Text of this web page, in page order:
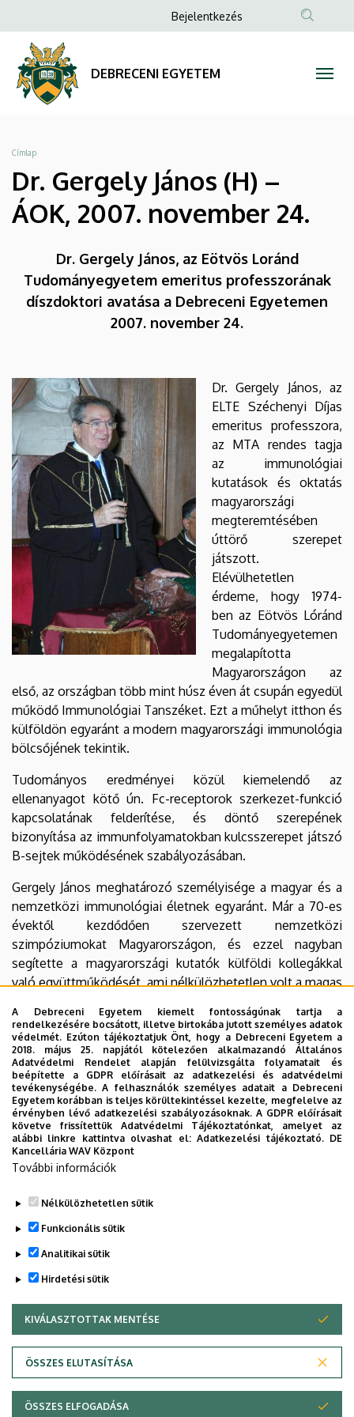
Gergely
János
–
ÁOK,
2007.
24.
EGYETEM
a
tartalomra
Anonim
menüje
Bejelentkezés
DEBRECENI EGYETEM
Morzsa
Címlap
Dr. Gergely János (H) –
ÁOK, 2007. november 24.
Dr. Gergely János, az Eötvös Loránd
Tudományegyetem emeritus professzorának
díszdoktori avatása a Debreceni Egyetemen
2007. november 24.
Dr. Gergely János, az
ELTE Széchenyi Díjas
emeritus professzora,
az MTA rendes tagja
az immunológiai
kutatások és oktatás
magyarországi
megteremtésében
úttörő szerepet
játszott.
Elévülhetetlen
érdeme, hogy 1974-
ben az Eötvös Lóránd
Tudományegyetemen
megalapította
Magyarországon az
első, az országban több mint húsz éven át csupán egyedül
működő Immunológiai Tanszéket. Ezt a műhelyt itthon és
külföldön egyaránt a modern magyarországi immunológia
bölcsőjének tekintik.
Tudományos eredményei közül kiemelendő az
ellenanyagot kötő ún. Fc-receptorok szerkezet-funkció
kapcsolatának felderítése, és döntő szerepének
bizonyítása az immunfolyamatokban kulcsszerepet játszó
B-sejtek működésének szabályozásában.
Gergely János meghatározó személyisége a magyar és a
nemzetközi immunológiai életnek egyaránt. Már a 70-es
évektől kezdődően szervezett nemzetközi
szimpóziumokat Magyarországon, és ezzel nagyban
segítette a magyarországi kutatók külföldi kollegákkal
való együttműködését, ami nélkülözhetetlen volt a magas
elismertségét igazolja, hogy éveken át elnöke volt az
Immunológiai Társaságok Európai Szövetségének (EFIS),
továbbá az Ő szervezésében rendezték Budapesten 1978-
ban az Európai Immunológiai Kongresszust, majd 1992-
ben az Immunológiai Világkongresszust is.
Gergely János nagy tudású, iskolateremtő mester, akinek
tanítványai itthon és szerte a világban vezető pozíciót
töltenek be, és nemzetközileg is elismert, magas
Legutóbb frissítve: 2021. 08. 18. 13:34
A Debreceni Egyetem kiemelt fontosságúnak tartja a
rendelkezésére bocsátott, illetve birtokába jutott személyes adatok
védelmét. Ezúton tájékoztatjuk Önt, hogy a Debreceni Egyetem a
2018. május 25. napjától kötelezően alkalmazandó Általános
Adatvédelmi Rendelet alapján felülvizsgálta folyamatait és
beépítette a GDPR előírásait az adatkezelési és adatvédelmi
tevékenységébe. A felhasználók személyes adatait a Debreceni
Egyetem korábban is teljes körültekintéssel kezelte, megfelelve az
érvényben lévő adatkezelési szabályozásoknak. A GDPR előírásait
követve frissítettük Adatvédelmi Tájékoztatónkat, amelyet az
alábbi linkre kattintva olvashat el:Adatkezelési tájékoztató. DE
Kancellária WAV Központ
További információk
Nélkülözhetetlen sütik
Funkcionális sütik
Analitikai sütik
Hirdetési sütik
KIVÁLASZTOTTAK MENTÉSE
ÖSSZES ELUTASÍTÁSA
WITHDRAW CONSENT
ÖSSZES ELFOGADÁSA